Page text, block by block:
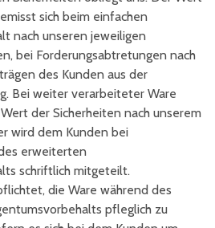
sich beim einfachen
nach unseren jeweiligen
bei Forderungsabtretungen nach
des Kunden aus der
Bei weiter verarbeiteter Ware
der Sicherheiten nach unserem
wird dem Kunden bei
erweiterten
schriftlich mitgeteilt.
die Ware während des
pfleglich zu